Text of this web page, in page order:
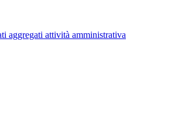
aggregati attività amministrativa